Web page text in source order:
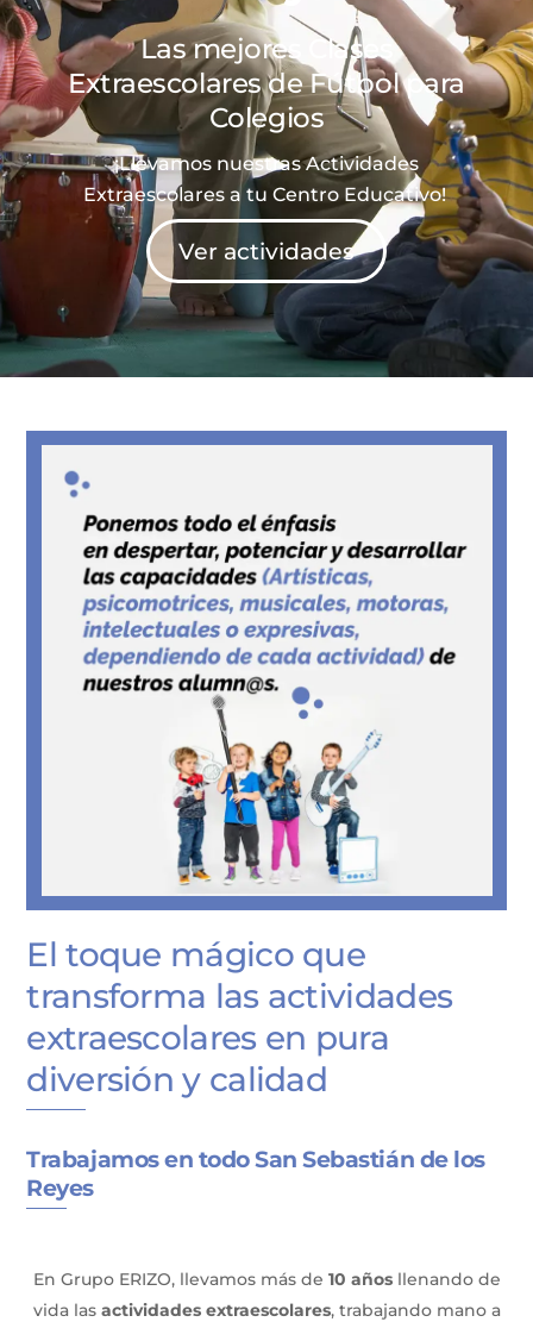
Las mejores Clases
Extraescolares deFútbolpara
Colegios
¡Llevamos nuestras Actividades
Extraescolares a tu Centro Educativo!
Ver actividades
El toque mágico que
transforma las actividades
extraescolares en pura
diversión y calidad
Trabajamos en todo San Sebastián de los
Reyes
En Grupo ERIZO, llevamos más de 10 añosllenando de
vida las actividades extraescolares, trabajando mano a